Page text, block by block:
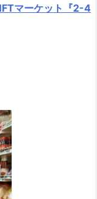
マーケット『2-4